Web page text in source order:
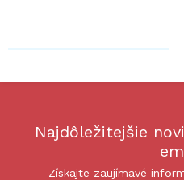
Najdôležitejšie
Získajte zaujímavé